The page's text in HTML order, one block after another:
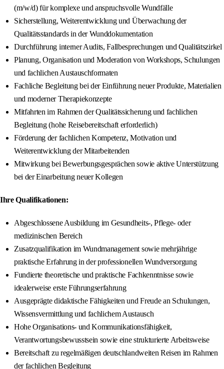
(m/w/d) für komplexe und anspruchsvolle Wundfälle
Sicherstellung, Weiterentwicklung und Überwachung der
Qualitätsstandards in der Wunddokumentation
Durchführung interner Audits, Fallbesprechungen und Qualitätszirkel
Planung, Organisation und Moderation von Workshops, Schulungen
und fachlichen Austauschformaten
Fachliche Begleitung bei der Einführung neuer Produkte, Materialien
und moderner Therapiekonzepte
Mitfahrten im Rahmen der Qualitätssicherung und fachlichen
Begleitung (hohe Reisebereitschaft erforderlich)
Förderung der fachlichen Kompetenz, Motivation und
Weiterentwicklung der Mitarbeitenden
Mitwirkung bei Bewerbungsgesprächen sowie aktive Unterstützung
bei der Einarbeitung neuer Kollegen
Ihre Qualifikationen:
Abgeschlossene Ausbildung im Gesundheits-, Pflege- oder
medizinischen Bereich
Zusatzqualifikation im Wundmanagement sowie mehrjährige
praktische Erfahrung in der professionellen Wundversorgung
Fundierte theoretische und praktische Fachkenntnisse sowie
idealerweise erste Führungserfahrung
Ausgeprägte didaktische Fähigkeiten und Freude an Schulungen,
Wissensvermittlung und fachlichem Austausch
Hohe Organisations- und Kommunikationsfähigkeit,
Verantwortungsbewusstsein sowie eine strukturierte Arbeitsweise
Bereitschaft zu regelmäßigen deutschlandweiten Reisen im Rahmen
der fachlichen Begleitung